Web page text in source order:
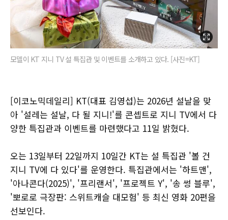
모델이 KT 지니 TV 설 특집관 및 이벤트를 소개하고 있다. [사진=KT]
[이코노믹데일리] KT(대표 김영섭)는 2026년 설날을 맞
아 '설레는 설날, 다 될 지니!'를 콘셉트로 지니 TV에서 다
양한 특집관과 이벤트를 마련했다고 11일 밝혔다.
오는 13일부터 22일까지 10일간 KT는 설 특집관 '볼 건
지니 TV에 다 있다'를 운영한다. 특집관에서는 '하트맨',
'아나콘다(2025)', '프리랜서', '프로젝트 Y', '송 썽 블루',
'뽀로로 극장판: 스위트캐슬 대모험' 등 최신 영화 20편을
선보인다.